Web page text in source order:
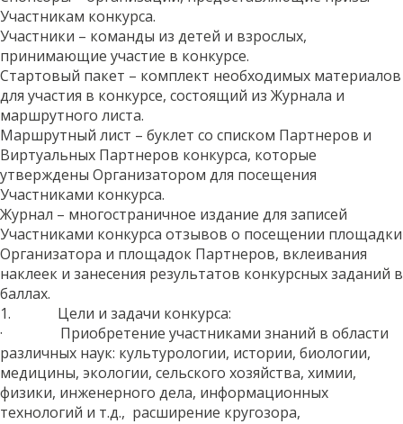
Участникам конкурса.
Участники – команды из детей и взрослых,
принимающие участие в конкурсе.
Стартовый пакет – комплект необходимых материалов
для участия в конкурсе, состоящий из Журнала и
маршрутного листа.
Маршрутный лист – буклет со списком Партнеров и
Виртуальных Партнеров конкурса, которые
утверждены Организатором для посещения
Участниками конкурса.
Журнал – многостраничное издание для записей
Участниками конкурса отзывов о посещении площадки
Организатора и площадок Партнеров, вклеивания
наклеек и занесения результатов конкурсных заданий в
баллах.
1. Цели и задачи конкурса:
· Приобретение участниками знаний в области
различных наук: культурологии, истории, биологии,
медицины, экологии, сельского хозяйства, химии,
физики, инженерного дела, информационных
технологий и т.д., расширение кругозора,